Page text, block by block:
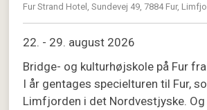
Fur Strand Hotel, Sundevej 49, 7884 Fur,
22. - 29. august 2026
Bridge- og kulturhøjskole på Fur
I år gentages specielturen til Fur,
Limfjorden i det Nordvestjyske. Og